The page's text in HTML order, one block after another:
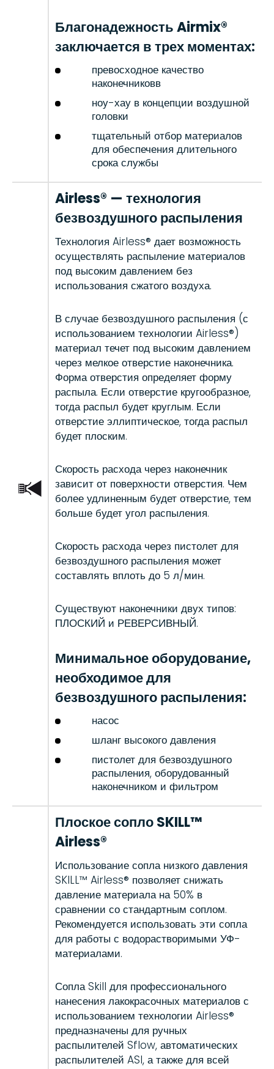
Благонадежность Airmix®
заключается в трех моментах:
превосходное качество
наконечниковв
ноу-хау в концепции воздушной
головки
тщательный отбор материалов
для обеспечения длительного
срока службы
Airless® — технология
безвоздушного распыления
Технология Airless® дает возможность
осуществлять распыление материалов
под высоким давлением без
использования сжатого воздуха.
В случае безвоздушного распыления (с
использованием технологии Airless®)
материал течет под высоким давлением
через мелкое отверстие наконечника.
Форма отверстия определяет форму
распыла. Если отверстие кругообразное,
тогда распыл будет круглым. Если
отверстие эллиптическое, тогда распыл
будет плоским.
Скорость расхода через наконечник
зависит от поверхности отверстия. Чем
более удлиненным будет отверстие, тем
больше будет угол распыления.
Скорость расхода через пистолет для
безвоздушного распыления может
составлять вплоть до 5 л/мин.
Существуют наконечники двух типов:
ПЛОСКИЙ и РЕВЕРСИВНЫЙ.
Минимальное оборудование,
необходимое для
безвоздушного распыления:
насос
шланг высокого давления
пистолет для безвоздушного
распыления, оборудованный
наконечником и фильтром
Плоское сопло SKILL™
Airless®
Использование сопла низкого давления
SKILL™ Airless® позволяет снижать
давление материала на 50% в
сравнении со стандартным соплом.
Рекомендуется использовать эти сопла
для работы с водорастворимыми УФ-
материалами.
Сопла Skill для профессионального
нанесения лакокрасочных материалов с
использованием технологии Airless®
предназначены для ручных
распылителей Sflow, автоматических
распылителей ASI, а также для всей